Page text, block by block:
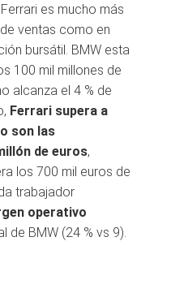
es mucho más
ventas como en
bursátil. BMW esta
100 mil millones de
alcanza el 4 % de
Ferrari supera a
son las
de euros,
los 700 mil euros de
trabajador
operativo
de BMW (24 % vs 9).